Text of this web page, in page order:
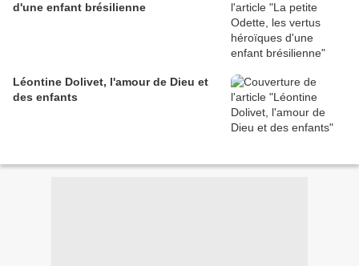
d'une enfant brésilienne
Léontine Dolivet, l'amour de Dieu et
des enfants